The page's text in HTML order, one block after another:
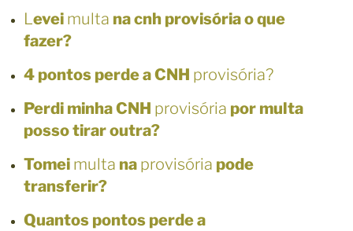
Levei multa na cnh provisória o que
fazer?
4 pontos perde a CNH provisória?
Perdi minha CNH provisória por multa
posso tirar outra?
Tomei multa na provisória pode
transferir?
Quantos pontos perde a